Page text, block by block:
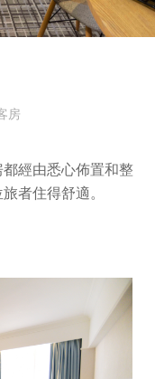
房
經由悉心佈置和整
者住得舒適。